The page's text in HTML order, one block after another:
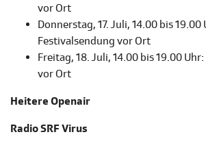
vor Ort
Donnerstag, 17. Juli, 14.00 bis 19.00
Festivalsendung vor Ort
Freitag, 18. Juli, 14.00 bis 19.00
vor Ort
Heitere Openair
Radio SRF Virus